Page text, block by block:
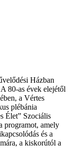
Házban
80-as évek elejétől
a Vértes
plébánia
Élet” Szociális
programot, amely
és a
a kiskorútól a